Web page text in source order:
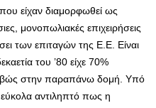
είχαν διαμορφωθεί ως
μονοπωλιακές επιχειρήσεις
των επιταγών της Ε.Ε. Είναι
του ’80 είχε 70%
στην παραπάνω δομή. Υπό
αντιληπτό πως η